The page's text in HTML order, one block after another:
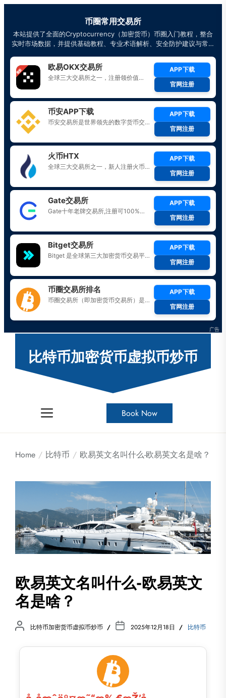
比特币加密货币虚拟币炒币
Book Now
Home 比特币 欧易英文名叫什么-欧易英文名是啥？
欧易英文名叫什么-欧易英文
名是啥？
比特币加密货币虚拟币炒币 2025年12月18日 比特币